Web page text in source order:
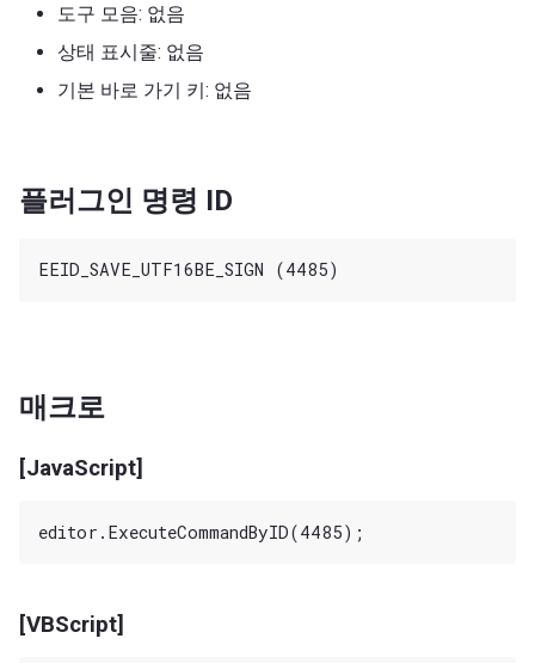
도구 모음: 없음
상태 표시줄: 없음
기본 바로 가기 키: 없음
플러그인 명령 ID
매크로
[JavaScript]
[VBScript]